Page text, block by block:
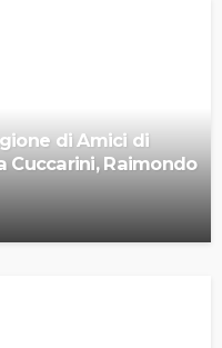
di Amici di
Cuccarini, Raimondo